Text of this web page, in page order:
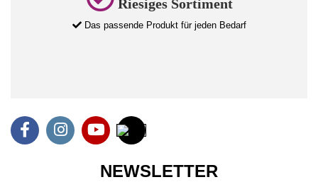
Riesiges Sortiment
Das passende Produkt für jeden Bedarf
NEWSLETTER